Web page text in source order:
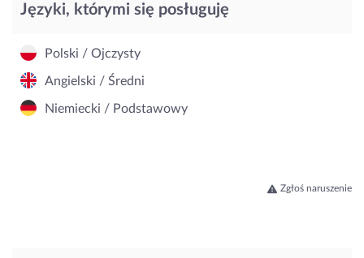
Języki, którymi się posługuję
Polski / Ojczysty
Angielski / Średni
Niemiecki / Podstawowy
Zgłoś naruszenie